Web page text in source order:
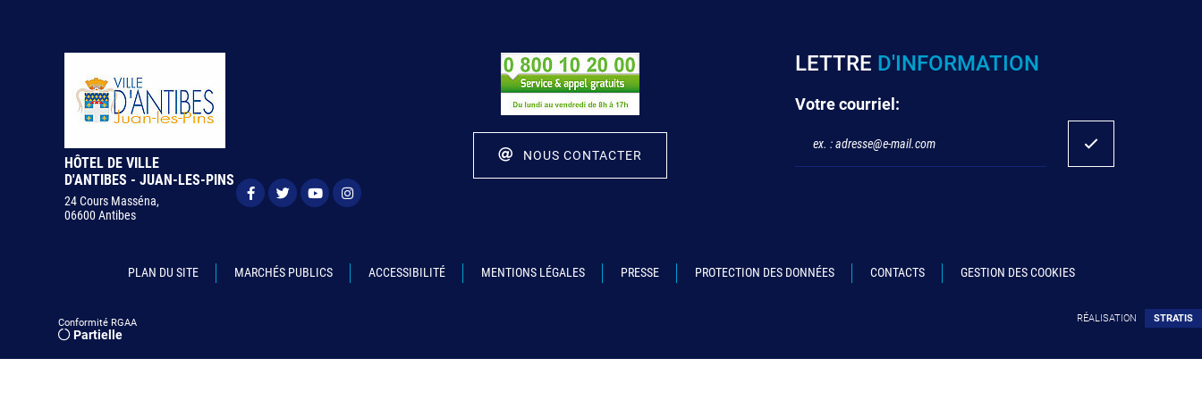
HÔTEL DE VILLE
D'ANTIBES - JUAN-LES-PINS
24 Cours Masséna,
06600 Antibes
NOUS CONTACTER
LETTRE D'INFORMATION
Votre courriel:
PLAN DU SITE MARCHÉS PUBLICS ACCESSIBILITÉ MENTIONS LÉGALES PRESSE PROTECTION DES DONNÉES CONTACTS GESTION DES COOKIES
Conformité RGAA
Partielle
RÉALISATION STRATIS